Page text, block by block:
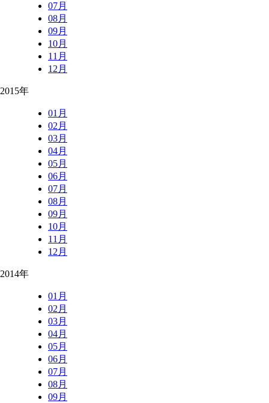
07月
08月
09月
10月
11月
12月
2015年
01月
02月
03月
04月
05月
06月
07月
08月
09月
10月
11月
12月
2014年
01月
02月
03月
04月
05月
06月
07月
08月
09月